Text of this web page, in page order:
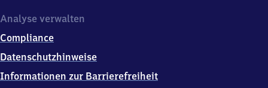
0
6
3
Laucha
Analyse verwalten
Compliance
Datenschutzhinweise
Informationen zur Barrierefreiheit